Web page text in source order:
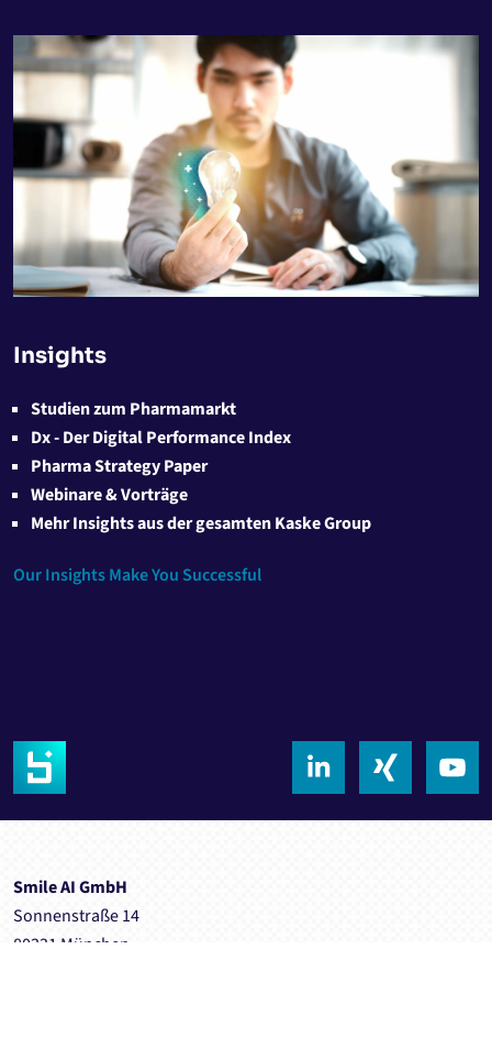
Insights
Studien zum Pharmamarkt
Dx - Der Digital Performance Index
Pharma Strategy Paper
Webinare & Vorträge
Mehr Insights aus der gesamten Kaske Group
Our Insights Make You Successful
Smile AI GmbH
Sonnenstraße 14
80331 München